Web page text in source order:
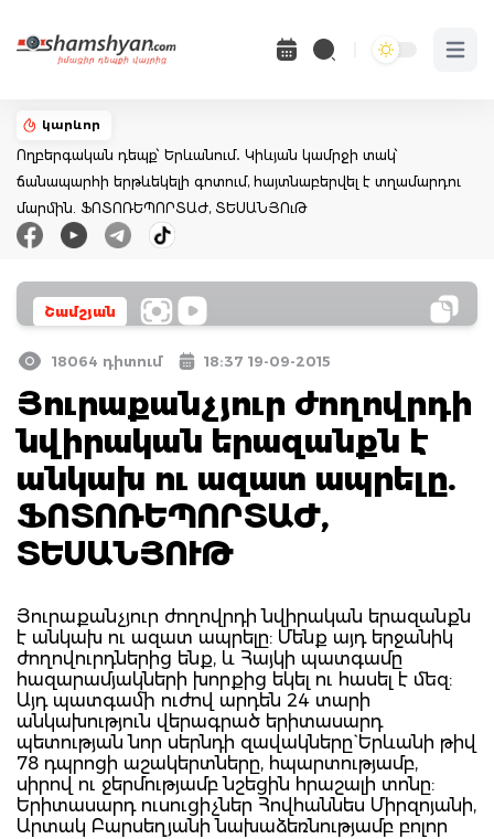
Open
կարևոր
Ողբերգական դեպք՝ Երևանում․ Կիևյան կամրջի տակ՝
ճանապարհի երթևեկելի գոտում, հայտնաբերվել է տղամարդու
մարմին. ՖՈՏՈՌԵՊՈՐՏԱԺ, ՏԵՍԱՆՅՈւԹ
Շամշյան
18064 դիտում 18:37 19-09-2015
Յուրաքանչյուր ժողովրդի
նվիրական երազանքն է
անկախ ու ազատ ապրելը.
ՖՈՏՈՌԵՊՈՐՏԱԺ,
ՏԵՍԱՆՅՈՒԹ
Յուրաքանչյուր ժողովրդի նվիրական երազանքն
է անկախ ու ազատ ապրելը: Մենք այդ երջանիկ
ժողովուրդներից ենք, և Հայկի պատգամը
հազարամյակների խորքից եկել ու հասել է մեզ:
Այդ պատգամի ուժով արդեն 24 տարի
անկախություն վերագրած երիտասարդ
պետության նոր սերնդի զավակները` Երևանի թիվ
78 դպրոցի աշակերտները, հպարտությամբ,
սիրով ու ջերմությամբ նշեցին հրաշալի տոնը:
Երիտասարդ ուսուցիչներ Հովհաննես Միրզոյանի,
Արտակ Բարսեղյանի նախաձեռնությամբ բոլոր